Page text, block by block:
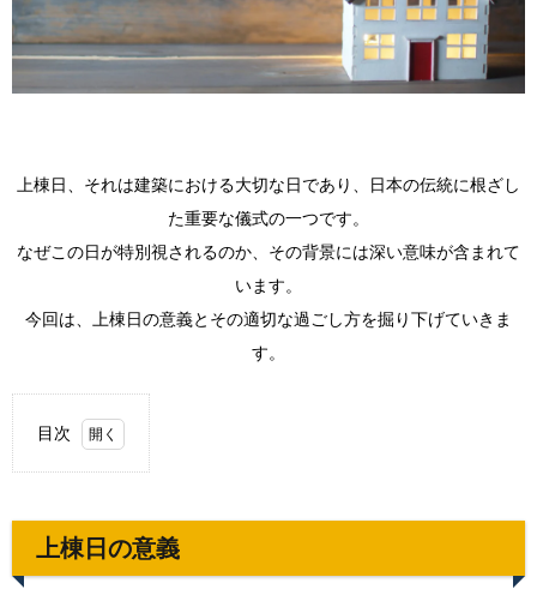
上棟日、それは建築における大切な日であり、日本の伝統に根ざし
た重要な儀式の一つです。
なぜこの日が特別視されるのか、その背景には深い意味が含まれて
います。
今回は、上棟日の意義とその適切な過ごし方を掘り下げていきま
す。
目次
1.
日の
意義
1.1.
上棟日の意義